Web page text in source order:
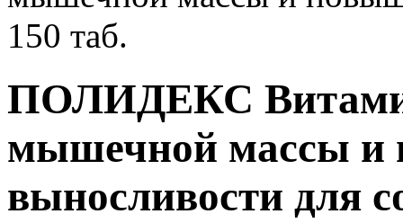
150 таб.
ПОЛИДЕКС
мышечной массы и
выносливости для